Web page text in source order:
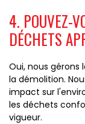
4. POUVEZ-
DÉCHETS
Oui, nous gérons
la démolition.
impact sur
les déchets
vigueur.